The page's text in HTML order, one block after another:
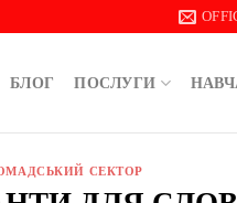
БЛОГ ПОСЛУГИ
СЕКТОР